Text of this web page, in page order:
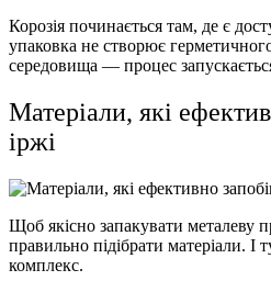
Корозія починається там, де є
упаковка не створює
середовища — процес
Матеріали, які
іржі
Щоб якісно запакувати металеву
правильно підібрати матеріали.
комплекс.